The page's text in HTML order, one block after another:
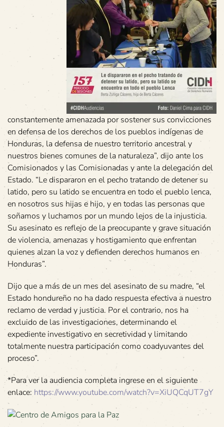
constantemente amenazada por sostener sus convicciones
en defensa de los derechos de los pueblos indígenas de
Honduras, la defensa de nuestro territorio ancestral y
nuestros bienes comunes de la naturaleza”, dijo ante los
Comisionados y las Comisionadas y ante la delegación del
Estado. “Le dispararon en el pecho tratando de detener su
latido, pero su latido se encuentra en todo el pueblo lenca,
en nosotros sus hijas e hijo, y en todas las personas que
soñamos y luchamos por un mundo lejos de la injusticia.
Su asesinato es reflejo de la preocupante y grave situación
de violencia, amenazas y hostigamiento que enfrentan
quienes alzan la voz y defienden derechos humanos en
Honduras”.
Dijo que a más de un mes del asesinato de su madre, “el
Estado hondureño no ha dado respuesta efectiva a nuestro
reclamo de verdad y justicia. Por el contrario, nos ha
excluido de las investigaciones, determinando el
expediente investigativo en secretividad y limitando
totalmente nuestra participación como coadyuvantes del
proceso”.
*Para ver la audiencia completa ingrese en el siguiente
enlace: https://www.youtube.com/watch?v=XiUQCqUT7gY